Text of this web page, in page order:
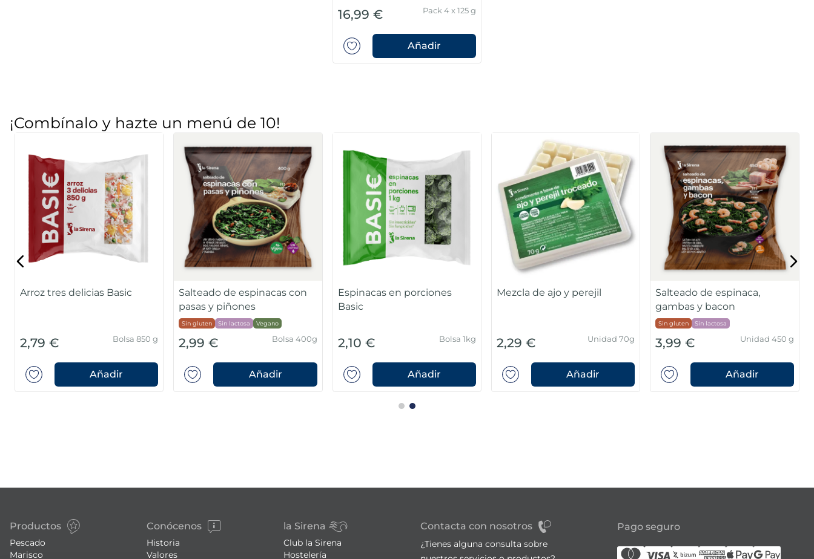
16,99 € Pack 4 x 125 g
Añadir
¡Combínalo y hazte un menú de 10!
Arroz tres delicias Basic
2,79 € Bolsa 850 g
Añadir
Salteado de espinacas con
pasas y piñones
Sin gluten Sin lactosa Vegano
2,99 € Bolsa 400g
Añadir
Espinacas en porciones
Basic
2,10 € Bolsa 1kg
Añadir
Mezcla de ajo y perejil
2,29 € Unidad 70g
Añadir
Salteado de espinaca,
gambas y bacon
Sin gluten Sin lactosa
3,99 € Unidad 450 g
Añadir
Productos
Pescado
Marisco
Conócenos
Historia
Valores
la Sirena
Club la Sirena
Hostelería
Contacta con nosotros
¿Tienes alguna consulta sobre
Pago seguro